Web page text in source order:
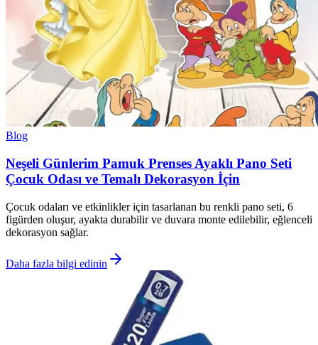
Blog
Neşeli Günlerim Pamuk Prenses Ayaklı Pano Seti
Çocuk Odası ve Temalı Dekorasyon İçin
Çocuk odaları ve etkinlikler için tasarlanan bu renkli pano seti, 6
figürden oluşur, ayakta durabilir ve duvara monte edilebilir, eğlenceli
dekorasyon sağlar.
Daha fazla bilgi edinin